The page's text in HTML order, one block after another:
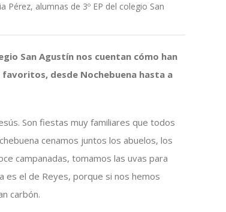
Pérez, alumnas de 3º EP del colegio San
San Agustín nos cuentan cómo han
desde Nochebuena hasta a
Son fiestas muy familiares que todos
cenamos juntos los abuelos, los
campanadas, tomamos las uvas para
es el de Reyes, porque si nos hemos
carbón.